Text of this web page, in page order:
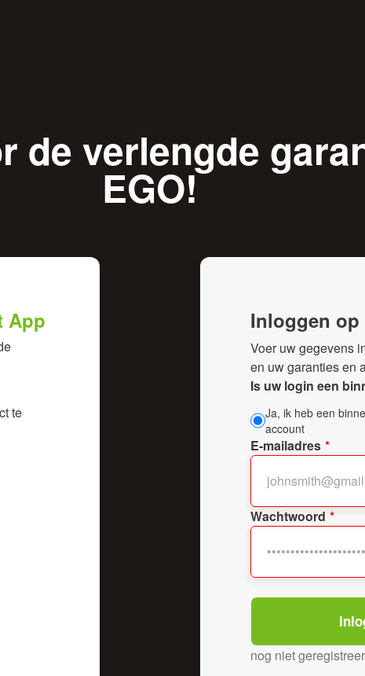
de verlengde
EGO!
App
te
Inloggen
Voer uw gegevens
en uw garanties en
Is uw login een
Ja, ik heb een
account
E-mailadres
Wachtwoord
nog niet